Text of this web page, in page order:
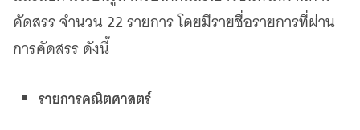
คัดสรร จำนวน 22 รายการ โดยมีรายชื่อรายการที่ผ่าน
การคัดสรร ดังนี้
รายการคณิตศาสตร์